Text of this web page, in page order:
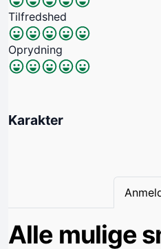
Tilfredshed
Oprydning
Karakter
Alle mulige